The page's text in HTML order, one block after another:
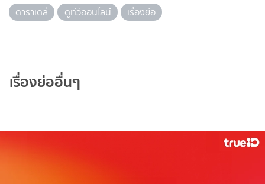
ดาราเดลี่
ดูทีวีออนไลน์ เรื่องย่อ
เรื่องย่ออื่นๆ